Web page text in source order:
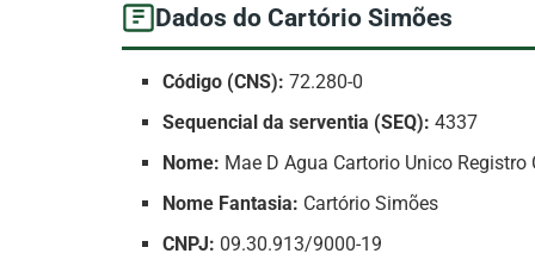
Dados do Cartório Simões
Código (CNS): 72.280-0
Sequencial da serventia (SEQ): 4337
Nome: Mae D Agua Cartorio Unico Registro
Nome Fantasia: Cartório Simões
CNPJ: 09.30.913/9000-19